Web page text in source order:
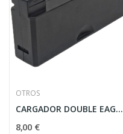
OTROS
CARGADOR DOUBLE EAGLE PARA AC12822 - NEGRO
8,00 €